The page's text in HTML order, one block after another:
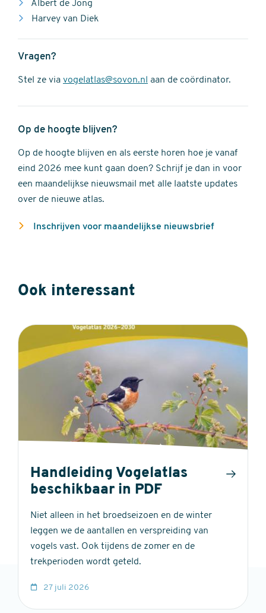
Albert de Jong
Harvey van Diek
Vragen?
Stel ze via vogelatlas@sovon.nl aan de coördinator.
Op de hoogte blijven?
Op de hoogte blijven en als eerste horen hoe je vanaf
eind 2026 mee kunt gaan doen? Schrijf je dan in voor
een maandelijkse nieuwsmail met alle laatste updates
over de nieuwe atlas.
Inschrijven voor maandelijkse nieuwsbrief
Ook interessant
Handleiding Vogelatlas
beschikbaar in PDF
Niet alleen in het broedseizoen en de winter
leggen we de aantallen en verspreiding van
vogels vast. Ook tijdens de zomer en de
trekperioden wordt geteld.
27 juli 2026